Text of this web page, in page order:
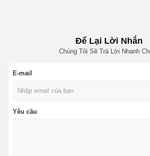
Yêu Cầu Báo
Máy khử lưu huỳnh oxit sắt
Dimethylaminoethyl Methacrylate
Để Lại Lời Nhắn
Chúng Tôi Sẽ Trả Lời Nhanh
E-mail
Yêu cầu